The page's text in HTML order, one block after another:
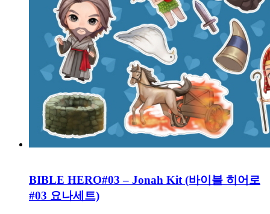
BIBLE HERO#03 – Jonah Kit (바이블 히어로
#03 요나세트)